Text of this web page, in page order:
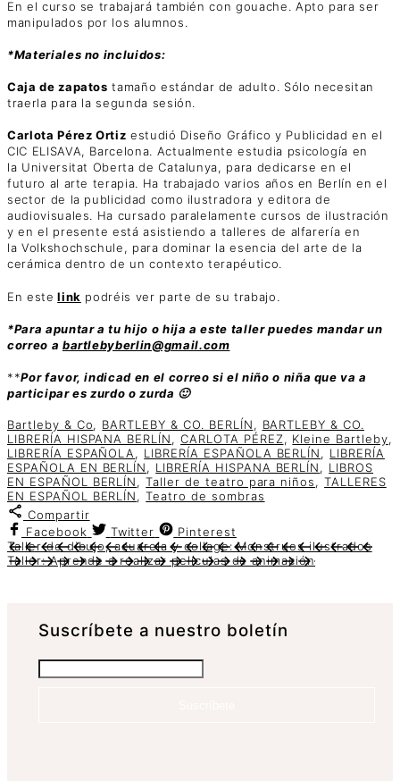
En el curso se trabajará también con gouache. Apto para ser
manipulados por los alumnos.
*Materiales no incluidos:
Caja de zapatos tamaño estándar de adulto. Sólo necesitan
traerla para la segunda sesión.
Carlota Pérez Ortiz estudió Diseño Gráfico y Publicidad en el
CIC ELISAVA, Barcelona. Actualmente estudia psicología en
la Universitat Oberta de Catalunya, para dedicarse en el
futuro al arte terapia. Ha trabajado varios años en Berlín en el
sector de la publicidad como ilustradora y editora de
audiovisuales. Ha cursado paralelamente cursos de ilustración
y en el presente está asistiendo a talleres de alfarería en
la Volkshochschule, para dominar la esencia del arte de la
cerámica dentro de un contexto terapéutico.
En este link podréis ver parte de su trabajo.
*Para apuntar a tu hijo o hija a este taller puedes mandar un
correo a bartlebyberlin@gmail.com
**Por favor, indicad en el correo si el niño o niña que va a
participar es zurdo o zurda 🙂
Bartleby & Co, BARTLEBY & CO. BERLÍN, BARTLEBY & CO.
LIBRERÍA HISPANA BERLÍN,CARLOTA PÉREZ, Kleine Bartleby,
LIBRERÍA ESPAÑOLA, LIBRERÍA ESPAÑOLA BERLÍN, LIBRERÍA
ESPAÑOLA EN BERLÍN, LIBRERÍA HISPANA BERLÍN, LIBROS
EN ESPAÑOL BERLÍN,Taller de teatro para niños,TALLERES
EN ESPAÑOL BERLÍN,Teatro de sombras
Compartir
Facebook
Twitter
Pinterest
Taller de dibujo, acuarela y collage: Monstruos ilustrados
Taller: Aprende a realizar películas de animación
Suscrí­bete a nuestro boletín